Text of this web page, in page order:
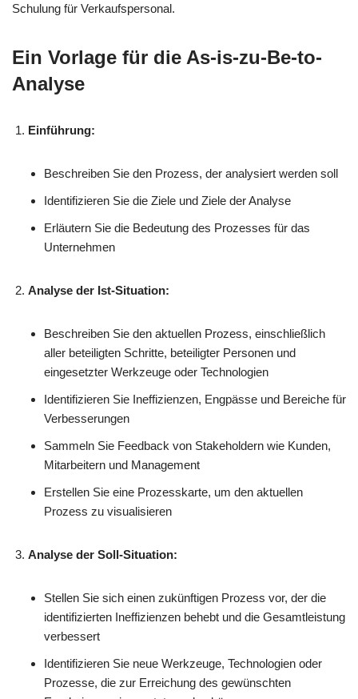
Schulung für Verkaufspersonal.
Ein Vorlage für die As-is-zu-Be-to-
Analyse
Einführung:
Beschreiben Sie den Prozess, der analysiert werden soll
Identifizieren Sie die Ziele und Ziele der Analyse
Erläutern Sie die Bedeutung des Prozesses für das
Unternehmen
Analyse der Ist-Situation:
Beschreiben Sie den aktuellen Prozess, einschließlich
aller beteiligten Schritte, beteiligter Personen und
eingesetzter Werkzeuge oder Technologien
Identifizieren Sie Ineffizienzen, Engpässe und Bereiche für
Verbesserungen
Sammeln Sie Feedback von Stakeholdern wie Kunden,
Mitarbeitern und Management
Erstellen Sie eine Prozesskarte, um den aktuellen
Prozess zu visualisieren
Analyse der Soll-Situation:
Stellen Sie sich einen zukünftigen Prozess vor, der die
identifizierten Ineffizienzen behebt und die Gesamtleistung
verbessert
Identifizieren Sie neue Werkzeuge, Technologien oder
Prozesse, die zur Erreichung des gewünschten